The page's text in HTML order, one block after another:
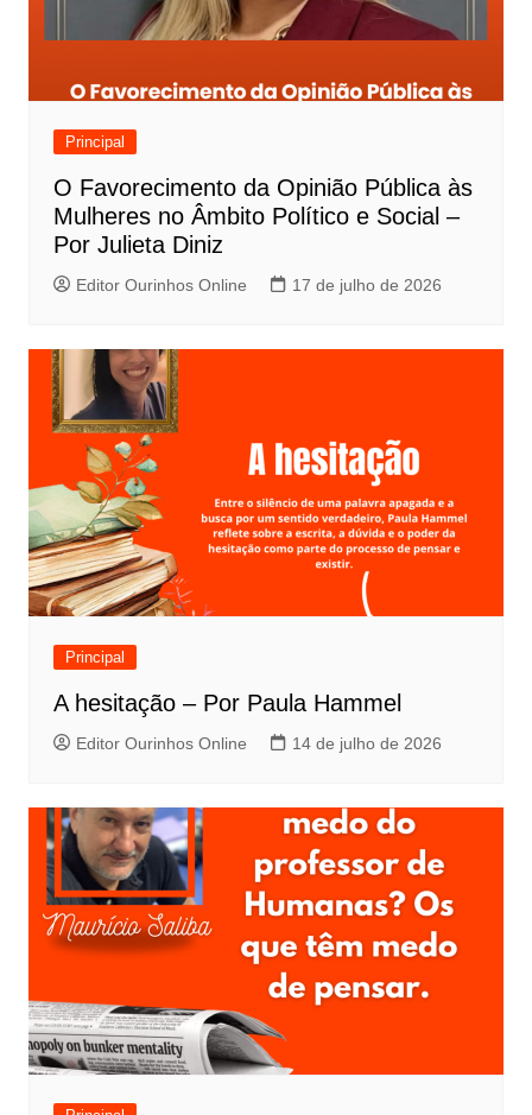
Principal
O Favorecimento da Opinião Pública às
Mulheres no Âmbito Político e Social –
Por Julieta Diniz
Editor Ourinhos Online 17 de julho de 2026
Principal
A hesitação – Por Paula Hammel
Editor Ourinhos Online 14 de julho de 2026